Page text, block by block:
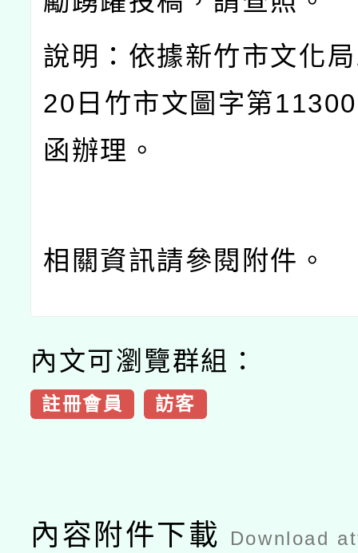
說明：依據新竹市文化局
20 日竹市文圖字第
函辦理。
相關資訊請參閱附件。
內文可瀏覽群組：
註冊會員 訪客
內容附件下載 Download